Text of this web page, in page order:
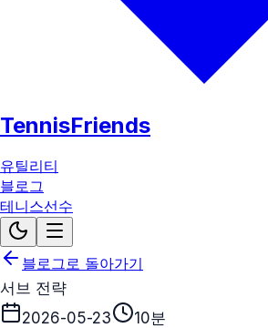
TennisFriends
유틸리티
블로그
테니스선수
블로그로 돌아가기
서브 전략
2026-05-23
10분